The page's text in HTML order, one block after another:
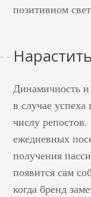
позитивном
Динамичность
в случае
числу
ежедневных
получения
появится сам
когда бренд